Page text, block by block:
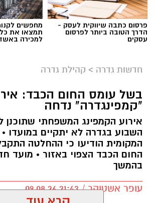
פרסום כתבה שיווקית לעסק -
הדרך הטובה ביותר לפרסום
עסקים
מחפשים
תמצאו את
למכירה
חדשות גדרה > קהילת גדרה
בשל עומס החום הכבד:
"קמפינגדרה" נדחה
אירוע הקמפינג המשפחתי שתוכנן
השבוע בגדרה לא יתקיים במועדו
המקומית הודיעו כי ההחלטה
החום הכבד הצפוי באזור • מועד
בהמשך
עופר אשטוקר / 21:43 09.08.26